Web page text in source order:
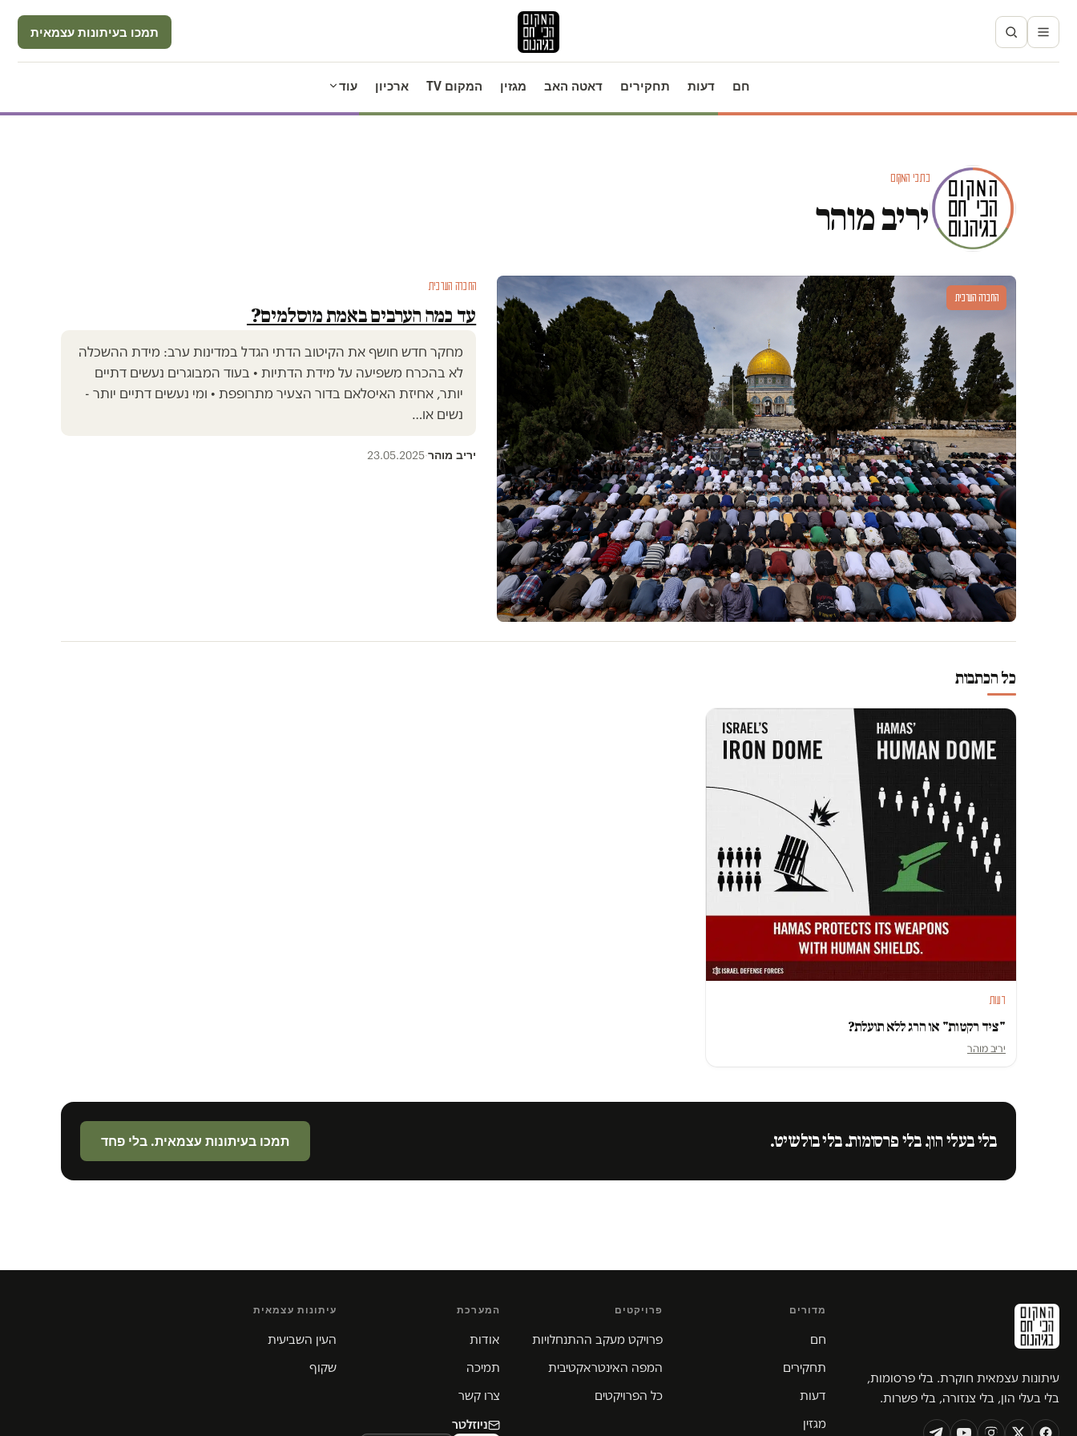
תמכו בעיתונות עצמאית
חם דעות תחקירים דאטה האב מגזין המקום TV ארכיון עוד
כתבי המקום
יריב מוהר
החברה הערבית
החברה הערבית
עד כמה הערבים באמת מוסלמים?
מחקר חדש חושף את הקיטוב הדתי הגדל במדינות ערב: מידת ההשכלה
לא בהכרח משפיעה על מידת הדתיות • בעוד המבוגרים נעשים דתיים
יותר, אחיזת האיסלאם בדור הצעיר מתרופפת • ומי נעשים דתיים יותר -
נשים או…
יריב מוהר·
23.05.2025
כל הכתבות
דעות
"ציד רקטות" או הרג ללא תועלת?
יריב מוהר
בלי בעלי הון. בלי פרסומות. בלי בולשיט. תמכו בעיתונות עצמאית. בלי פחד
עיתונות עצמאית חוקרת. בלי פרסומות,
בלי בעלי הון, בלי צנזורה, בלי פשרות.
מדורים
חם
תחקירים
דעות
מגזין
פרויקטים
פרויקט מעקב ההתנחלויות
המפה האינטראקטיבית
כל הפרויקטים
המערכת
אודות
תמיכה
צרו קשר
ניוזלטר
עיתונות עצמאית
העין השביעית
שקוף